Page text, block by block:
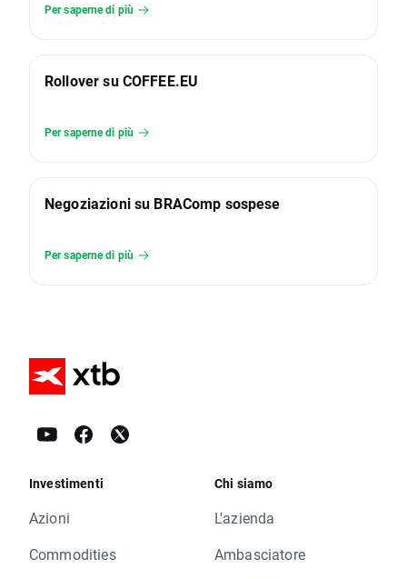
Per saperne di più
Rollover su COFFEE.EU
Per saperne di più
Negoziazioni su BRAComp sospese
Per saperne di più
Investimenti
Azioni
Commodities
Chi siamo
L'azienda
Ambasciatore